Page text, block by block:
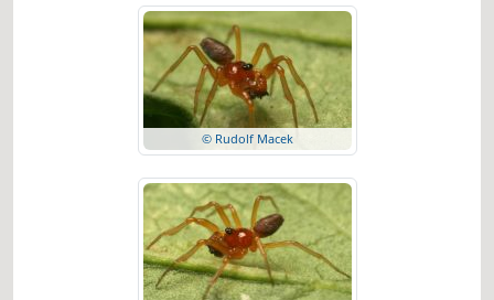
© Rudolf Macek